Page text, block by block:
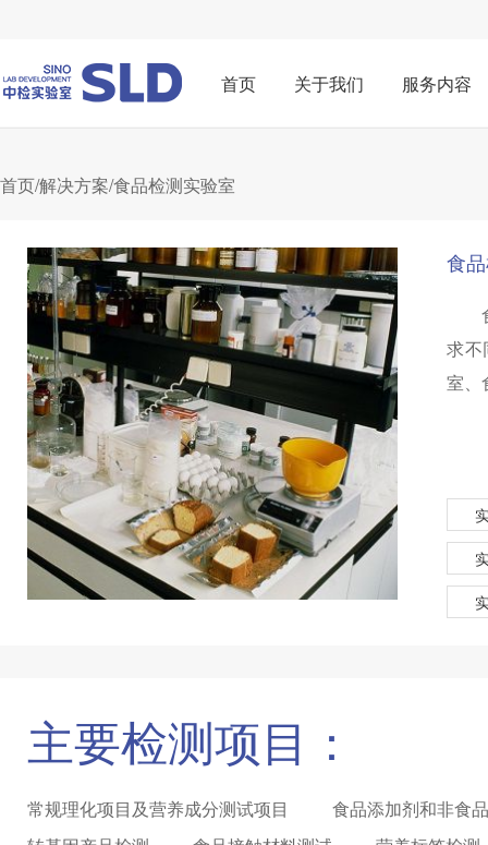
首页 关于我们 服务内容
首页/解决方案/食品检测实验室
食
求不
室、
主要检测项目：
常规理化项目及营养成分测试项目
食品添加剂和非食